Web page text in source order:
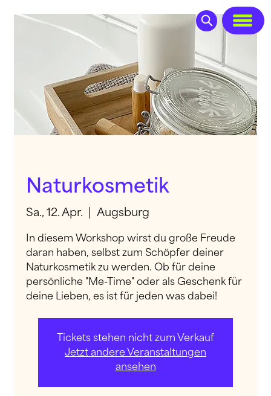
Naturkosmetik
Sa., 12. Apr.
  |
Augsburg
In diesem Workshop wirst du große Freude
daran haben, selbst zum Schöpfer deiner
Naturkosmetik zu werden. Ob für deine
persönliche "Me-Time" oder als Geschenk für
deine Lieben, es ist für jeden was dabei!
Tickets stehen nicht zum Verkauf
Jetzt andere Veranstaltungen
ansehen